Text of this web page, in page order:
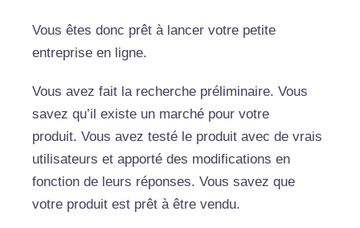
Vous êtes donc prêt à lancer votre petite
entreprise en ligne.
Vous avez fait la recherche préliminaire. Vous
savez qu’il existe un marché pour votre
produit. Vous avez testé le produit avec de vrais
utilisateurs et apporté des modifications en
fonction de leurs réponses. Vous savez que
votre produit est prêt à être vendu.